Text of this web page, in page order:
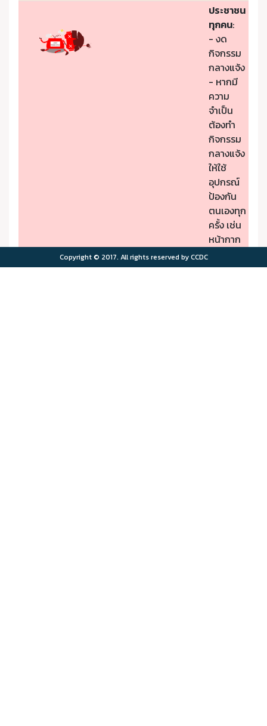
ประชาชน
ทุกคน:
- งด
กิจกรรม
กลางแจ้ง
- หากมี
ความ
จำเป็น
ต้องทำ
กิจกรรม
กลางแจ้ง
ให้ใช้
อุปกรณ์
ป้องกัน
ตนเองทุก
ครั้ง เช่น
หน้ากาก
PM2.5
Copyright © 2017. All rights reserved by CCDC